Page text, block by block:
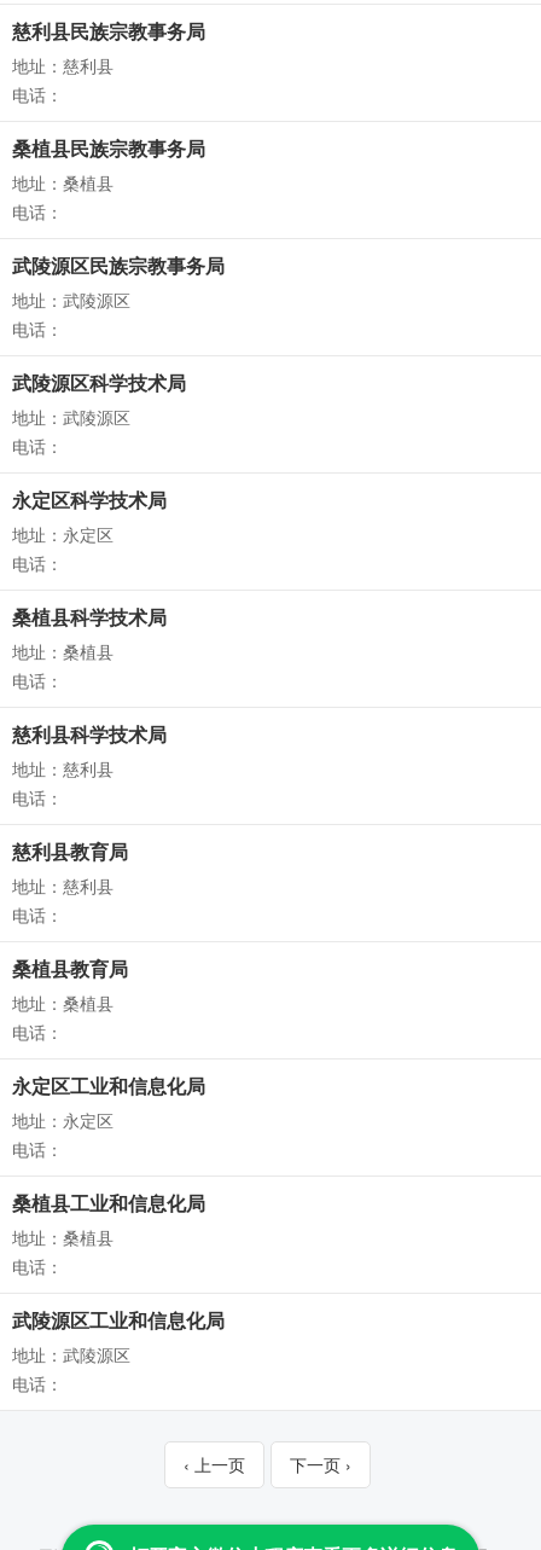
慈利县民族宗教事务局
地址：慈利县
电话：
桑植县民族宗教事务局
地址：桑植县
电话：
武陵源区民族宗教事务局
地址：武陵源区
电话：
武陵源区科学技术局
地址：武陵源区
电话：
永定区科学技术局
地址：永定区
电话：
桑植县科学技术局
地址：桑植县
电话：
慈利县科学技术局
地址：慈利县
电话：
慈利县教育局
地址：慈利县
电话：
桑植县教育局
地址：桑植县
电话：
永定区工业和信息化局
地址：永定区
电话：
桑植县工业和信息化局
地址：桑植县
电话：
武陵源区工业和信息化局
地址：武陵源区
电话：
‹ 上一页 下一页 ›
Copyright © 2013-2026 云查 All Rights Reserved